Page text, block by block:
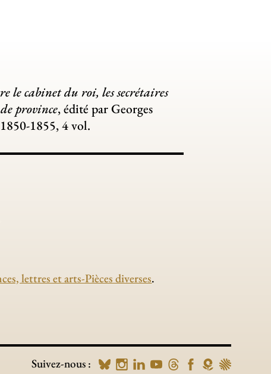
le cabinet du roi, les secrétaires
province, édité par Georges
1855, 4 vol.
lettres et arts-Pièces diverses.
Suivez-nous :